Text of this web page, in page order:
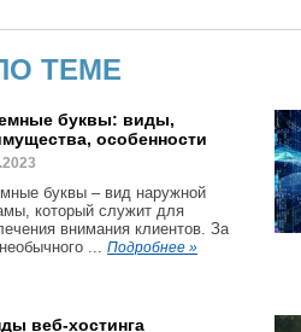
ТЕМЕ
буквы: виды,
особенности
буквы – вид наружной
который служит для
внимания клиентов. За
... Подробнее »
веб-хостинга